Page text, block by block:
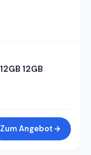
12GB
Zum Angebot